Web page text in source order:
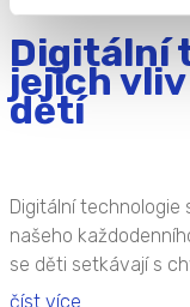
Digitální
jejich
dětí
Digitální
našeho
se děti setkávají s
číst více